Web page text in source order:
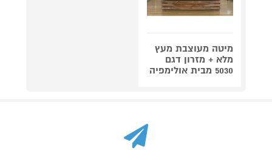
מיטה מעוצבת מעץ
מלא + מזרון דגם
5030 מבית אולימפיה